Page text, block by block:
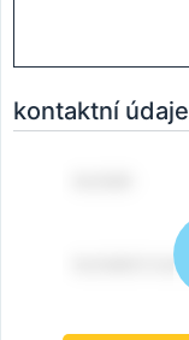
kontaktní údaje